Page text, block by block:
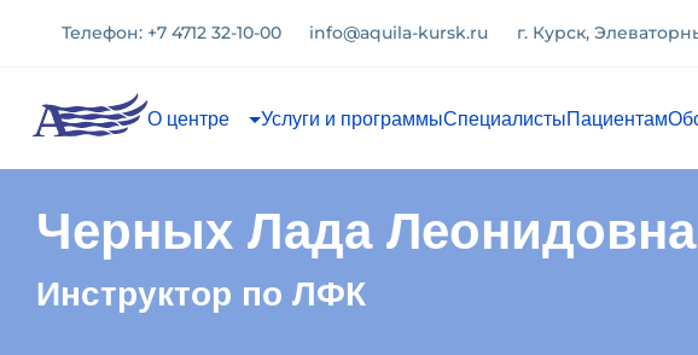
Телефон: +7 4712 32-10-00 info@aquila-kursk.ru г. Курск,
О центре Услуги и программыСпециалистыПациентам
Черных Лада Леонидовна
Инструктор по ЛФК